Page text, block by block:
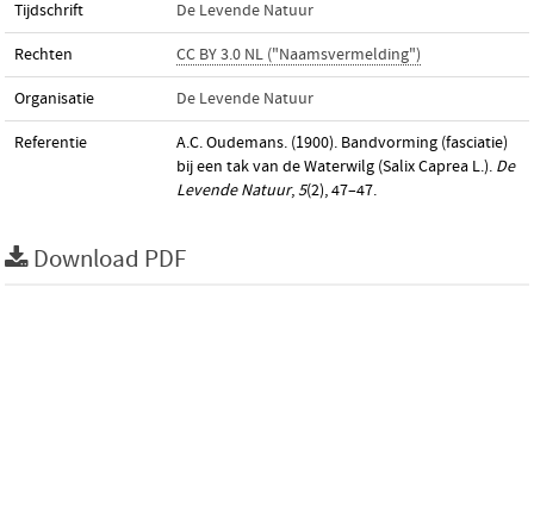
Tijdschrift De Levende Natuur
Rechten CC BY 3.0 NL ("Naamsvermelding")
Organisatie De Levende Natuur
Referentie
A.C. Oudemans. (1900). Bandvorming (fasciatie)
bij een tak van de Waterwilg (Salix Caprea L.). De
Levende Natuur,5(2), 47–47.
Download PDF